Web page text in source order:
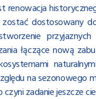
renowacja
dostosowany
łączące nową
na sezonowego
czyni zadanie jeszcze